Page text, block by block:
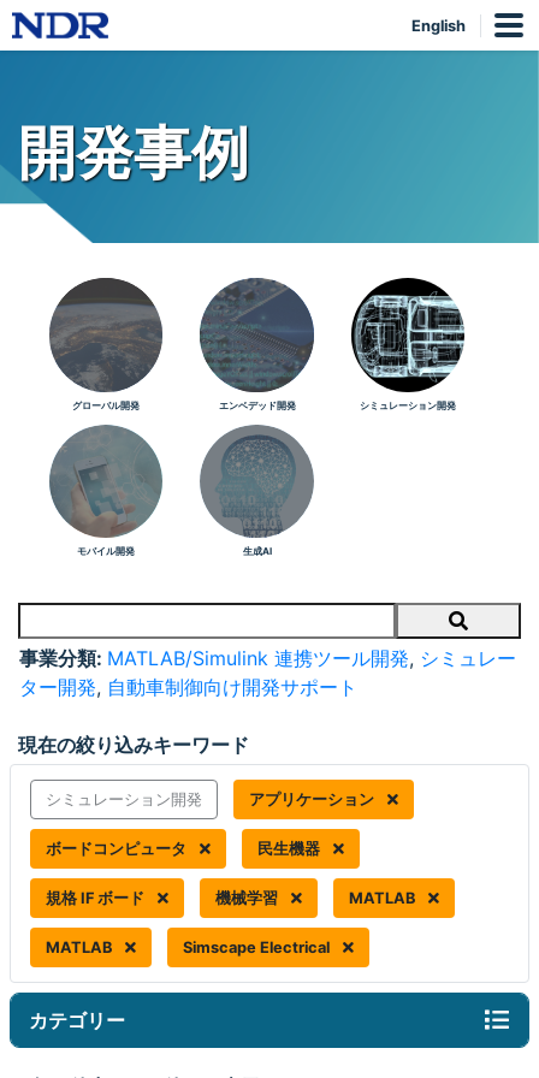
English
開発事例
グローバル開発 エンベデッド開発 シミュレーション開発
モバイル開発 生成AI
Search
事業分類: MATLAB/Simulink 連携ツール開発, シミュレー
ター開発, 自動車制御向け開発サポート
現在の絞り込みキーワード
シミュレーション開発 アプリケーション
ボードコンピュータ 民生機器
規格 IF ボード 機械学習 MATLAB
MATLAB Simscape Electrical
カテゴリー